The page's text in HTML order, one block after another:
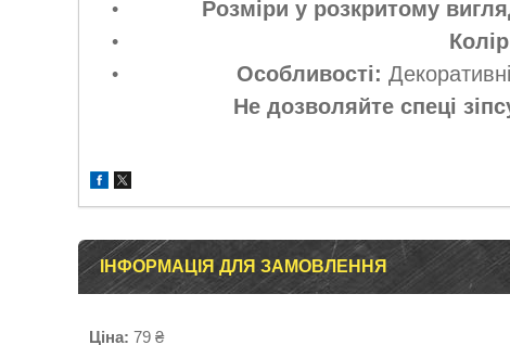
Розміри у розкритому
Особливості:
Не дозволяйте спеці
ІНФОРМАЦІЯ ДЛЯ ЗАМОВЛЕННЯ
Ціна: 79 ₴